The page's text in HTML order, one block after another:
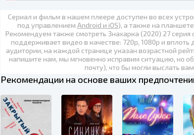
Сериал и фильм в нашем плеере доступен во всех
под управлением Android и iOS), а также на
Рекомендуем также смотреть Знахарка (2020) 27 серия
поддерживает видео в качестве: 720p, 1080p и вплоть
аудитории, на каждой странице указан возрастной
напишите нам, мы мгновенно исправим ситуацию, но
почту), что бы могли выслать
Рекомендации на основе ваших